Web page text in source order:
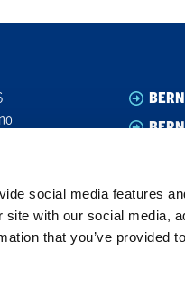
social media features
with our social media,
that you’ve provided